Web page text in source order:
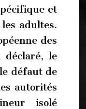
et
adultes.
des
déclaré, le
défaut de
autorités
isolé